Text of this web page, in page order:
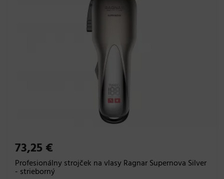
73,25 €
Profesionálny strojček na vlasy Ragnar Supernova Silver
- strieborný